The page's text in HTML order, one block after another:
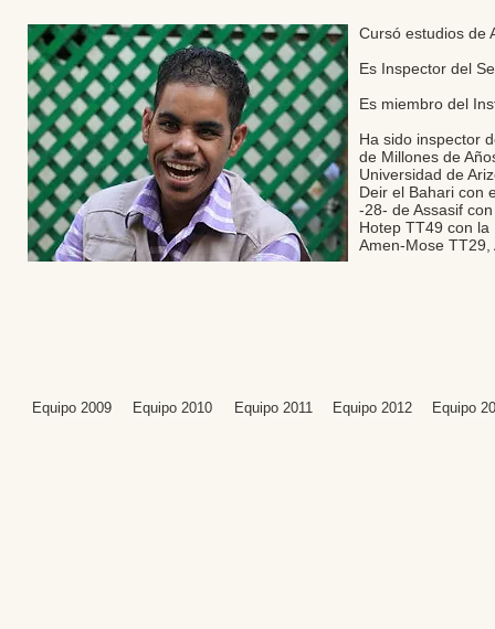
Cursó estudios de
Es Inspector del
Es miembro del
Ha sido inspector
de Millones de
Universidad de
Deir el Bahari con
-28- de Assasif
Hotep TT49 con
Amen-Mose TT29,
Equipo 2009 Equipo 2010 Equipo 2011 Equipo 2012 Equipo